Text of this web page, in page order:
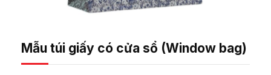
Mẫu túi giấy có cửa sổ (Window bag)